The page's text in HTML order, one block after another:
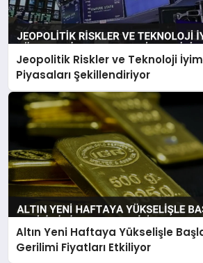
Jeopolitik Riskler ve Teknoloji
Piyasaları Şekillendiriyor
Altın Yeni Haftaya Yükselişle
Gerilimi Fiyatları Etkiliyor